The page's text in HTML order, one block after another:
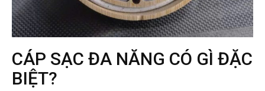
CÁP SẠC ĐA NĂNG CÓ GÌ ĐẶC
BIỆT?